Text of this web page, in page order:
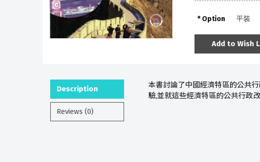
Option
Add to Wish
Description
Reviews (0)
本書討論了中國經濟特區的公共
驗,並就這些經濟特區的公共行政